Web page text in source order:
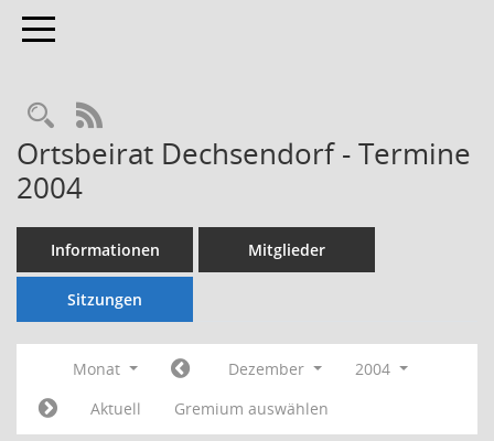
Toggle navigation
Rechercheauswahl
RSS-Feed
Ortsbeirat Dechsendorf - Termine
2004
Informationen Mitglieder
Sitzungen
Monat Dezember
2004
Aktuell
Gremium auswählen